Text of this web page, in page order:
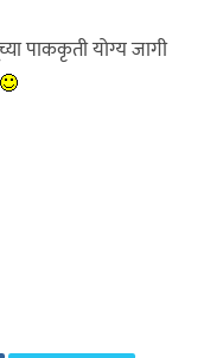
पाककृती योग्य जागी